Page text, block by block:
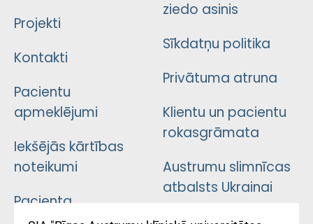
Projekti
Kontakti
Pacientu
apmeklējumi
Iekšējās kārtības
noteikumi
Pacienta
ziedo asinis
Sīkdatņu politika
Privātuma atruna
Klientu un pacientu
rokasgrāmata
Austrumu slimnīcas
atbalsts Ukrainai